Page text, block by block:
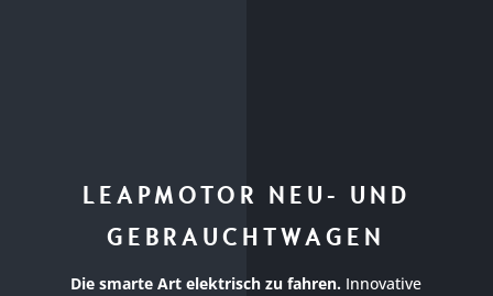
LEAPMOTOR NEU- UND
GEBRAUCHTWAGEN
Die smarte Art elektrisch zu fahren. Innovative